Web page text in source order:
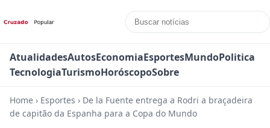
AtualidadesAutosEconomiaEsportesMundoPolitica
TecnologiaTurismoHoróscopoSobre
Home › Esportes › De la Fuente entrega a Rodri a braçadeira
de capitão da Espanha para a Copa do Mundo